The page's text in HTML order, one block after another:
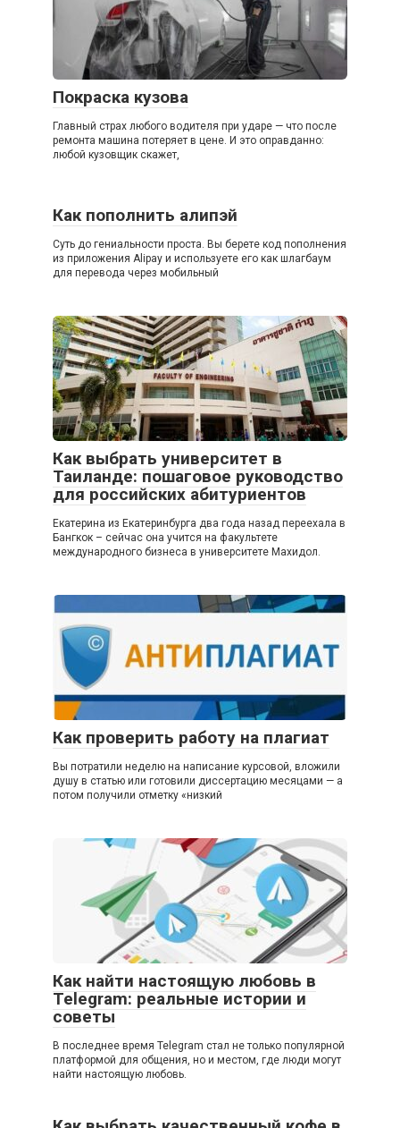
Покраска кузова
Главный страх любого водителя при ударе — что после
ремонта машина потеряет в цене. И это оправданно:
любой кузовщик скажет,
Как пополнить алипэй
Суть до гениальности проста. Вы берете код пополнения
из приложения Alipay и используете его как шлагбаум
для перевода через мобильный
Как выбрать университет в
Таиланде: пошаговое руководство
для российских абитуриентов
Екатерина из Екатеринбурга два года назад переехала в
Бангкок – сейчас она учится на факультете
международного бизнеса в университете Махидол.
Как проверить работу на плагиат
Вы потратили неделю на написание курсовой, вложили
душу в статью или готовили диссертацию месяцами — а
потом получили отметку «низкий
Как найти настоящую любовь в
Telegram: реальные истории и
советы
В последнее время Telegram стал не только популярной
платформой для общения, но и местом, где люди могут
найти настоящую любовь.